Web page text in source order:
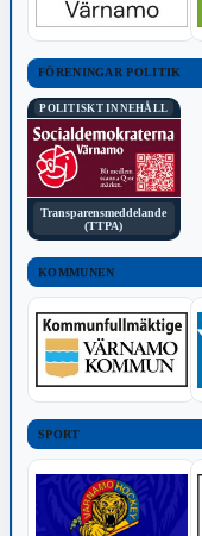
FÖRENINGAR POLITIK
POLITISKT INNEHÅLL
Transparensmeddelande
(TTPA)
KOMMUNEN
SPORT